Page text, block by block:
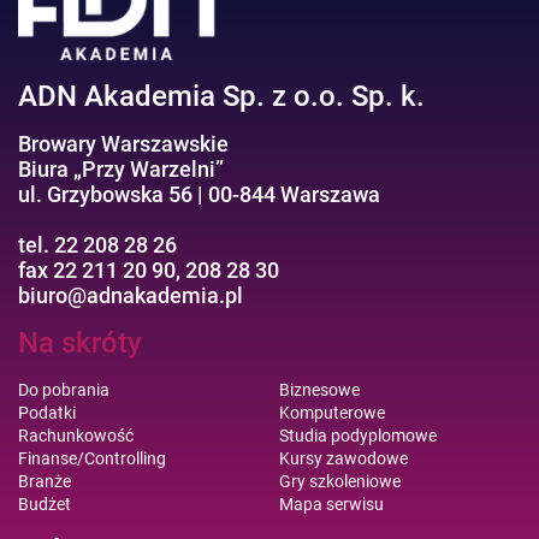
ADN Akademia Sp. z o.o. Sp. k.
Browary Warszawskie
Biura „Przy Warzelni”
ul. Grzybowska 56 | 00-844 Warszawa
tel. 22 208 28 26
fax 22 211 20 90, 208 28 30
biuro@adnakademia.pl
Na skróty
Do pobrania
Podatki
Rachunkowość
Finanse/Controlling
Branże
Budżet
Biznesowe
Komputerowe
Studia podyplomowe
Kursy zawodowe
Gry szkoleniowe
Mapa serwisu